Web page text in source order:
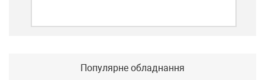
Популярне обладнання